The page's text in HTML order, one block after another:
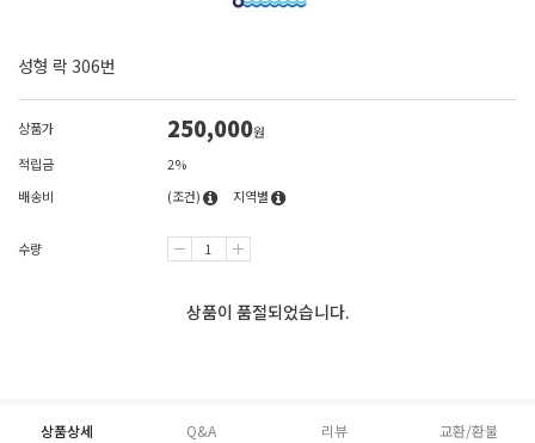
성형 락 306번
상품가 250,000원
적립금
2%
배송비
(조건) 지역별
수량
상품이 품절되었습니다.
상품상세 Q&A 리뷰 교환/환불